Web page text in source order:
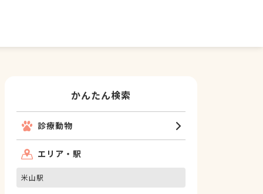
かんたん検索
診療動物
エリア・駅
米山駅